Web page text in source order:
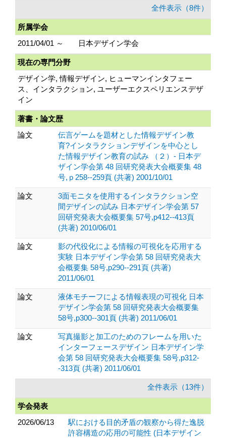
全件表示（8件）
所属学会
2011/04/01 ～
日本デザイン学会
現在の専門分野
デザイン学, 情報デザイン, ヒューマンインタフェー
ス、インタラクション, ユーザーエクスペリエンスデザ
イン
著書・論文歴
論文
伝言ゲームを題材とした情報デザイン教
育?インタラクションデザインを中心とし
た情報デザイン教育の試み （２）- 日本デ
ザイン学会第 48 回研究発表大会概要集 48
号,ｐ258--259頁 (共著) 2001/10/01
論文
3面モニタを使用するインタラクション空
間デザインの試み 日本デザイン学会第 57
回研究発表大会概要集 57号,p412--413頁
(共著) 2010/06/01
論文
影の代役化による情報の可視化を応用する
実験 日本デザイン学会第 58 回研究発表大
会概要集 58号,p290--291頁 (共著)
2011/06/01
論文
液体モチーフによる情報表現の可視化 日本
デザイン学会第 58 回研究発表大会概要集
58号,p300--301頁 (共著) 2011/06/01
論文
写真撮影と加工のためのフレームを用いた
インターフェースデザイン 日本デザイン学
会第 58 回研究発表大会概要集 58号,p312-
-313頁 (共著) 2011/06/01
全件表示（13件）
学会発表
2026/06/13
駅における目的矛盾の観察から得た逸脱
許容構造の応用の可能性 (日本デザイン